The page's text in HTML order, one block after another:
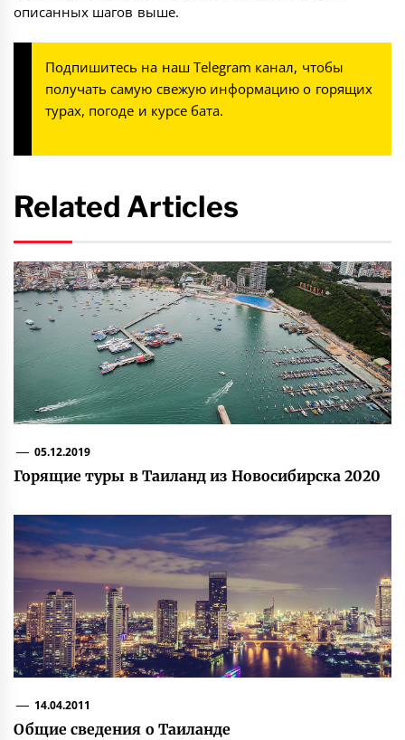
описанных шагов выше.
Подпишитесь на наш Telegram канал, чтобы
получать самую свежую информацию о горящих
турах, погоде и курсе бата.
Related Articles
05.12.2019
Горящие туры в Таиланд из Новосибирска 2020
14.04.2011
Общие сведения о Таиланде